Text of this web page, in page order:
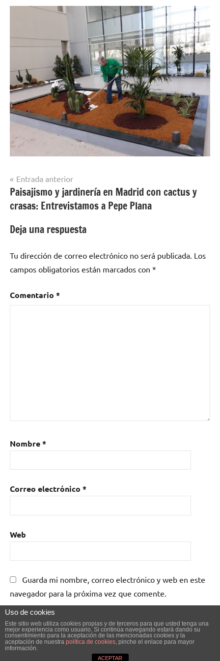
Navegación
de
entradas
Entrada anterior
Paisajismo y jardinería en Madrid con cactus y
crasas: Entrevistamos a Pepe Plana
Deja una respuesta
Tu dirección de correo electrónico no será publicada. Los
campos obligatorios están marcados con *
Comentario *
Nombre*
Correo electrónico *
Web
Guarda mi nombre, correo electrónico y web en este
navegador para la próxima vez que comente.
Tema de WordPress: Dynamico de ThemeZee.
Uso de cookies
Este sitio web utiliza cookies propias y de terceros para que usted tenga una
mejor experiencia como usuario. Si continúa navegando estará dando su
consentimiento para la aceptación de las mencionadas cookies y la
aceptación de nuestra política de cookies, pinche el enlace para mayor
información.
ACEPTAR